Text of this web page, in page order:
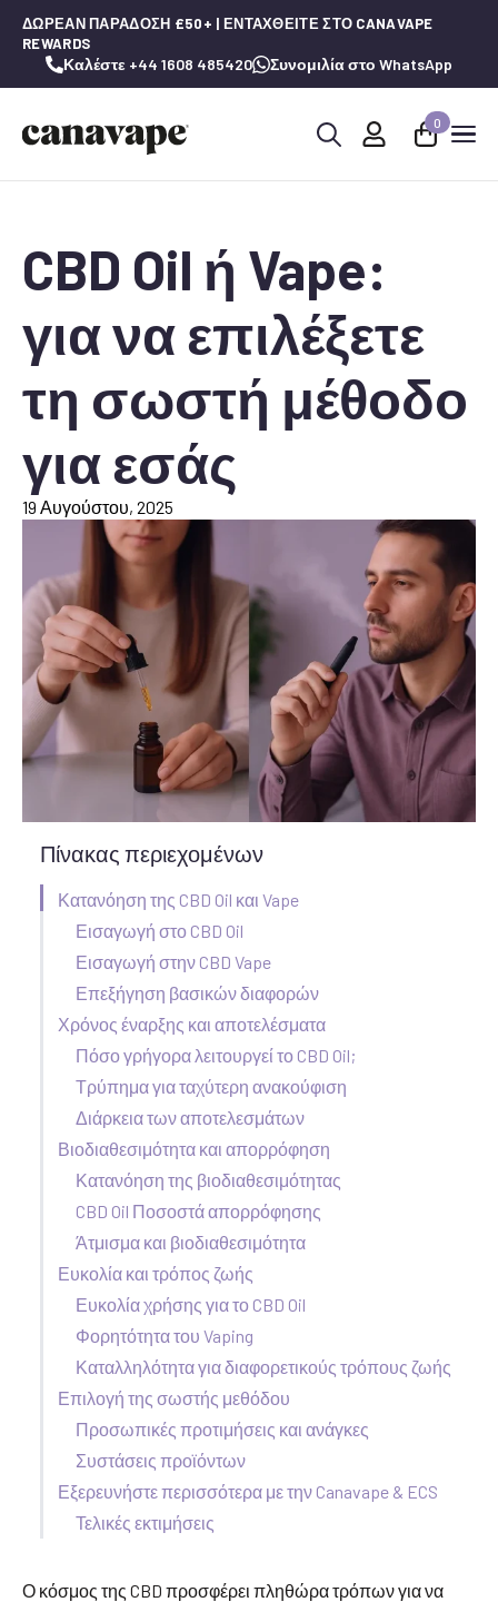
ΔΩΡΕΆΝ ΠΑΡΆΔΟΣΗ £50+ | ΕΝΤΑΧΘΕΊΤΕ ΣΤΟ CANAVAPE
REWARDS
Καλέστε +44 1608 485420 Συνομιλία στο WhatsApp
0
CBD Oil ή Vape:
για να επιλέξετε
τη σωστή μέθοδο
για εσάς
19 Αυγούστου, 2025
Πίνακας περιεχομένων
Κατανόηση της CBD Oil και Vape
Εισαγωγή στο CBD Oil
Εισαγωγή στην CBD Vape
Επεξήγηση βασικών διαφορών
Χρόνος έναρξης και αποτελέσματα
Πόσο γρήγορα λειτουργεί το CBD Oil;
Τρύπημα για ταχύτερη ανακούφιση
Διάρκεια των αποτελεσμάτων
Βιοδιαθεσιμότητα και απορρόφηση
Κατανόηση της βιοδιαθεσιμότητας
CBD Oil Ποσοστά απορρόφησης
Άτμισμα και βιοδιαθεσιμότητα
Ευκολία και τρόπος ζωής
Ευκολία χρήσης για το CBD Oil
Φορητότητα του Vaping
Καταλληλότητα για διαφορετικούς τρόπους ζωής
Επιλογή της σωστής μεθόδου
Προσωπικές προτιμήσεις και ανάγκες
Συστάσεις προϊόντων
Εξερευνήστε περισσότερα με την Canavape & ECS
Τελικές εκτιμήσεις
Ο κόσμος της CBD προσφέρει πληθώρα τρόπων για να